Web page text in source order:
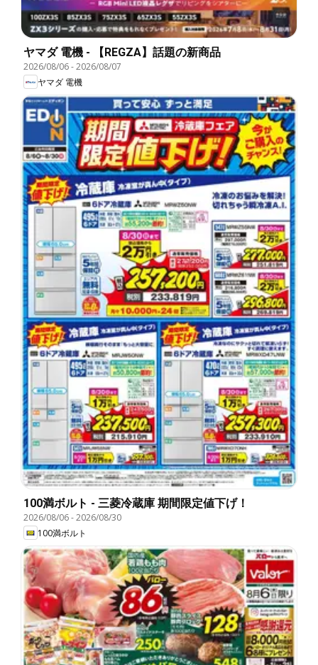
ヤマダ 電機 - 【REGZA】話題の新商品
2026/08/06-2026/08/07
ヤマダ 電機
100満ボルト - 三菱冷蔵庫 期間限定値下げ！
2026/08/06-2026/08/30
100満ボルト